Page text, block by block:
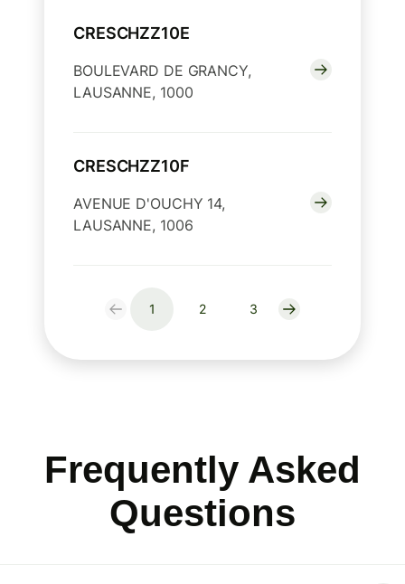
CRESCHZZ10E
BOULEVARD DE GRANCY,
LAUSANNE, 1000
CRESCHZZ10F
AVENUE D'OUCHY 14,
LAUSANNE, 1006
1 2 3
Frequently Asked
Questions